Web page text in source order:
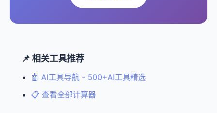
📌 相关工具推荐
🤖 AI工具导航 - 500+AI工具精选
📋 查看全部计算器